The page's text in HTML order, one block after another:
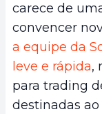
carece de
convencer
a equipe da
leve e rápida,
para trading
destinadas